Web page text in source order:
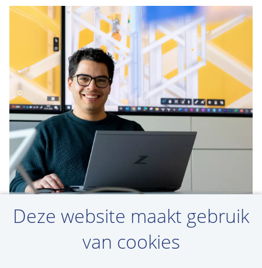
Deze website maakt gebruik
van cookies